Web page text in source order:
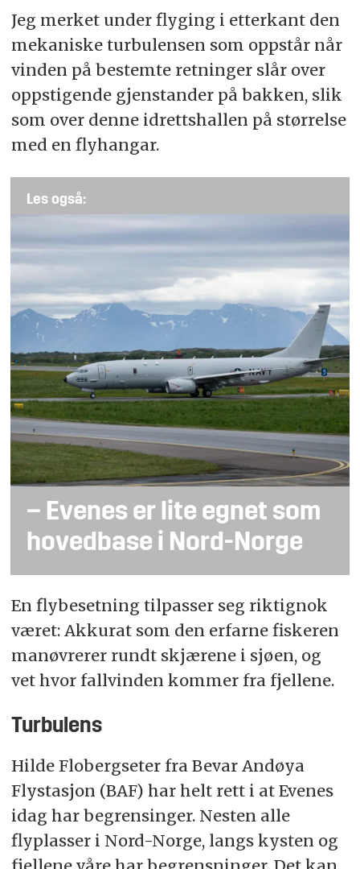
Jeg merket under flyging i etterkant den
mekaniske turbulensen som oppstår når
vinden på bestemte retninger slår over
oppstigende gjenstander på bakken, slik
som over denne idrettshallen på størrelse
med en flyhangar.
Les også:
– Evenes er lite egnet som
hovedbase i Nord-Norge
En flybesetning tilpasser seg riktignok
været: Akkurat som den erfarne fiskeren
manøvrerer rundt skjærene i sjøen, og
vet hvor fallvinden kommer fra fjellene.
Turbulens
Hilde Flobergseter fra Bevar Andøya
Flystasjon (BAF) har helt rett i at Evenes
idag har begrensinger. Nesten alle
flyplasser i Nord-Norge, langs kysten og